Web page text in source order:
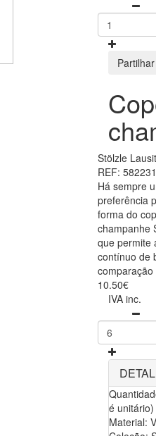
Partilhar
Stölzle
REF:
Há sempre
preferência
forma do
champanhe
que permite
contínuo de
10.50€
IVA inc.
é unitário)
Material: